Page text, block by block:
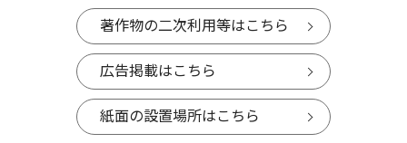
著作物の二次利用等はこちら
広告掲載はこちら
紙面の設置場所はこちら